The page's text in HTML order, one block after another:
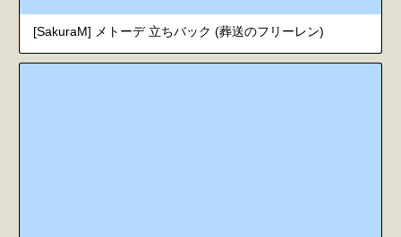
[SakuraM] メトーデ 立ちバック (葬送のフリーレン)